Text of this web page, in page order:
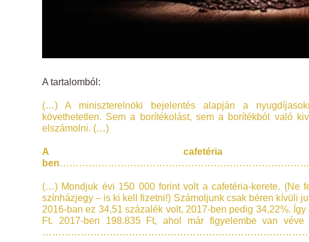
A tartalomból:
(…) A miniszterelnöki bejelentés alapján a
követhetetlen. Sem a borítékolást, sem a borítékból való
elszámolni. (…)
A cafetéria
ben
(…) Mondjuk évi 150 000 forint volt a cafetéria-kerete. (Ne
színházjegy – is ki kell fizetni!) Számoljunk csak béren kívüli
2016-ban ez 34,51 százalék volt, 2017-ben pedig 34,22%.
Ft. 2017-ben 198.835 Ft, ahol már figyelembe van